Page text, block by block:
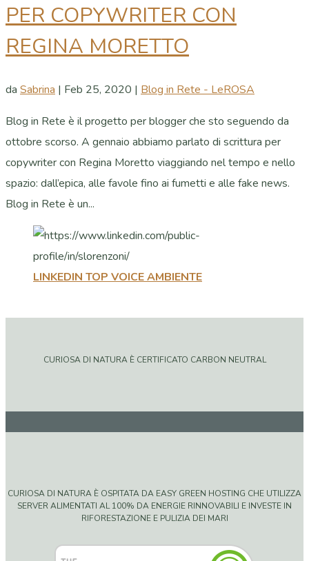
PER COPYWRITER CON
REGINA MORETTO
da Sabrina | Feb 25, 2020 | Blog in Rete - LeROSA
Blog in Rete è il progetto per blogger che sto seguendo da
ottobre scorso. A gennaio abbiamo parlato di scrittura per
copywriter con Regina Moretto viaggiando nel tempo e nello
spazio: dall’epica, alle favole fino ai fumetti e alle fake news.
Blog in Rete è un...
LINKEDIN TOP VOICE AMBIENTE
CURIOSA DI NATURA È CERTIFICATO CARBON NEUTRAL
CURIOSA DI NATURA È OSPITATA DA EASY GREEN HOSTING CHE UTILIZZA
SERVER ALIMENTATI AL 100% DA ENERGIE RINNOVABILI E INVESTE IN
RIFORESTAZIONE E PULIZIA DEI MARI